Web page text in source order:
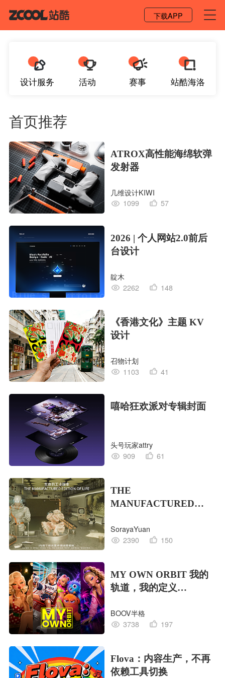
下载APP
设计服务 活动 赛事 站酷海洛
首页推荐
ATROX高性能海绵软弹
发射器
几维设计KIWI
1099
57
2026 | 个人网站2.0前后
台设计
靛木
2262
148
《香港文化》主题 KV
设计
召物计划
1103
41
嘻哈狂欢派对专辑封面
头号玩家attry
909
61
THE
MANUFACTURED
的工业版本
SorayaYuan
2390
150
MY OWN ORBIT 我的
轨道，我的定义
对
BOOV半格
3738
197
Flova：内容生产，不再
依赖工具切换